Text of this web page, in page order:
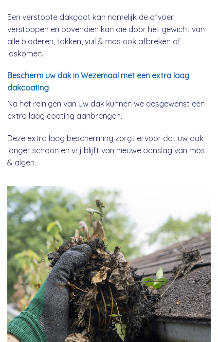
Een verstopte dakgoot kan namelijk de afvoer
verstoppen en bovendien kan die door het gewicht van
alle bladeren, takken, vuil & mos ook afbreken of
loskomen.
Bescherm uw dak in Wezemaal met een extra laag
dakcoating
Na het reinigen van uw dak kunnen we desgewenst een
extra laag coating aanbrengen.
Deze extra laag bescherming zorgt ervoor dat uw dak
langer schoon en vrij blijft van nieuwe aanslag van mos
& algen.